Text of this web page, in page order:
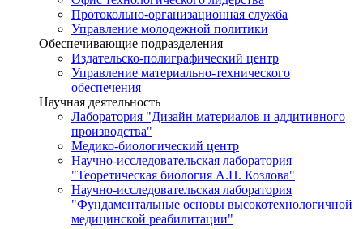
Протокольно-организационная служба
Управление молодежной политики
Обеспечивающие подразделения
Издательско-полиграфический центр
Управление материально-технического
обеспечения
Научная деятельность
Лаборатория "Дизайн материалов и аддитивного
производства"
Медико-биологический центр
Научно-исследовательская лаборатория
"Теоретическая биология А.П. Козлова"
Научно-исследовательская лаборатория
"Фундаментальные основы высокотехнологичной
медицинской реабилитации"